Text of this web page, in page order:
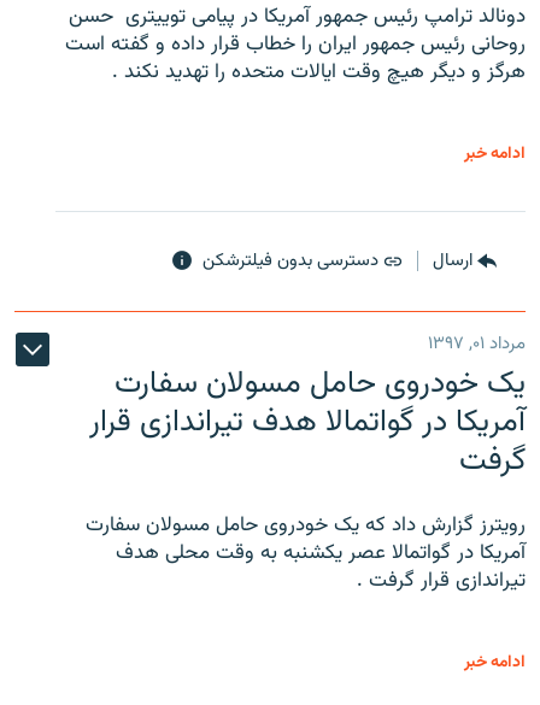
دونالد ترامپ رئیس جمهور آمریکا در پیامی توییتری ‌ حسن
روحانی رئیس جمهور ایران را خطاب قرار داده و گفته است
هرگز و دیگر هیچ وقت ایالات متحده را تهدید نکند .
ادامه خبر
ارسال دسترسی بدون فیلترشکن
مرداد ۰۱, ۱۳۹۷
یک خودروی حامل مسولان سفارت
آمریکا در گواتمالا هدف تیراندازی قرار
گرفت
رویترز گزارش داد که یک خودروی حامل مسولان سفارت
آمریکا در گواتمالا عصر یکشنبه به وقت محلی هدف
تیراندازی قرار گرفت .
ادامه خبر